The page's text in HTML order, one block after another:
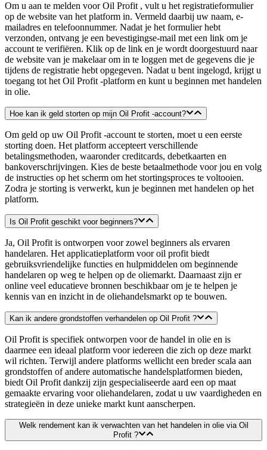
Om u aan te melden voor Oil Profit , vult u het registratieformulier
op de website van het platform in. Vermeld daarbij uw naam, e-
mailadres en telefoonnummer. Nadat je het formulier hebt
verzonden, ontvang je een bevestigingse-mail met een link om je
account te verifiëren. Klik op de link en je wordt doorgestuurd naar
de website van je makelaar om in te loggen met de gegevens die je
tijdens de registratie hebt opgegeven. Nadat u bent ingelogd, krijgt u
toegang tot het Oil Profit -platform en kunt u beginnen met handelen
in olie.
Hoe kan ik geld storten op mijn Oil Profit -account?
Om geld op uw Oil Profit -account te storten, moet u een eerste
storting doen. Het platform accepteert verschillende
betalingsmethoden, waaronder creditcards, debetkaarten en
bankoverschrijvingen. Kies de beste betaalmethode voor jou en volg
de instructies op het scherm om het stortingsproces te voltooien.
Zodra je storting is verwerkt, kun je beginnen met handelen op het
platform.
Is Oil Profit geschikt voor beginners?
Ja, Oil Profit is ontworpen voor zowel beginners als ervaren
handelaren. Het applicatieplatform voor oil profit biedt
gebruiksvriendelijke functies en hulpmiddelen om beginnende
handelaren op weg te helpen op de oliemarkt. Daarnaast zijn er
online veel educatieve bronnen beschikbaar om je te helpen je
kennis van en inzicht in de oliehandelsmarkt op te bouwen.
Kan ik andere grondstoffen verhandelen op Oil Profit ?
Oil Profit is specifiek ontworpen voor de handel in olie en is
daarmee een ideaal platform voor iedereen die zich op deze markt
wil richten. Terwijl andere platforms wellicht een breder scala aan
grondstoffen of andere automatische handelsplatformen bieden,
biedt Oil Profit dankzij zijn gespecialiseerde aard een op maat
gemaakte ervaring voor oliehandelaren, zodat u uw vaardigheden en
strategieën in deze unieke markt kunt aanscherpen.
Welk rendement kan ik verwachten van het handelen in olie via Oil
Profit ?